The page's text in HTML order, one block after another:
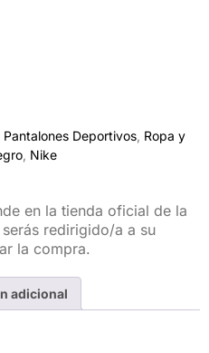
Pantalones Deportivos Ropa y
Nike
en la tienda oficial de la
redirigido/a a su
la compra.
adicional